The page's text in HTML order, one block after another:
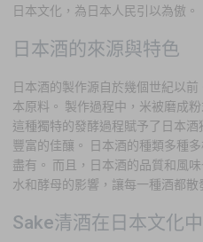
日本文化，為日本人民引以為傲。
日本酒的來源與特色
日本酒的製作源自於幾個世紀以
本原料。 製作過程中，米被磨成
這種獨特的發酵過程賦予了日本
豐富的佳釀。 日本酒的種類多種
盡有。 而且，日本酒的品質和風
水和酵母的影響，讓每一種酒都散
Sake清酒在日本文化